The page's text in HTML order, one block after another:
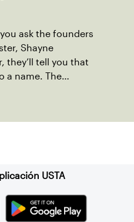
ask the founders
Shayne
they’ll tell you that
a name. The
USTA